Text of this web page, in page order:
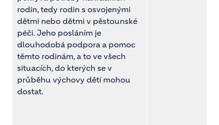
rodin, tedy rodin s osvojenými
dětmi nebo dětmi v pěstounské
péči. Jeho posláním je
dlouhodobá podpora a pomoc
těmto rodinám, a to ve všech
situacích, do kterých se v
průběhu výchovy dětí mohou
dostat.